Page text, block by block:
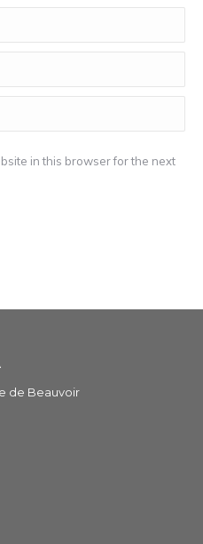
in this browser for the next
de Beauvoir